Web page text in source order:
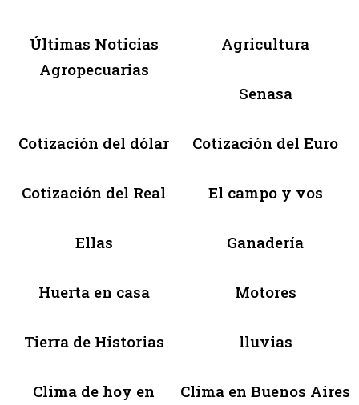
Últimas Noticias
Agropecuarias
Agricultura
Senasa
Cotización del dólar Cotización del Euro
Cotización del Real El campo y vos
Ellas Ganadería
Huerta en casa Motores
Tierra de Historias lluvias
Clima de hoy en
Clima en Buenos Aires